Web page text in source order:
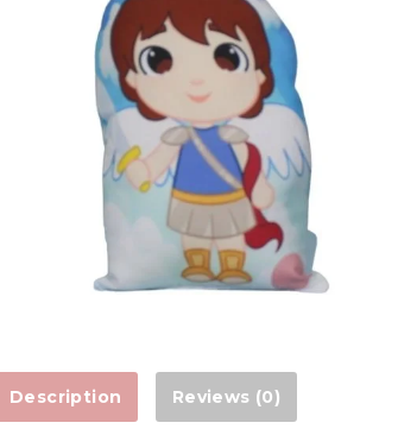
Description Reviews (0)